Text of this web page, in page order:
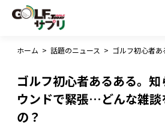
ホーム > 話題のニュース >
ゴルフ初心者あるある。
ウンドで緊張…どんな雑談
の？